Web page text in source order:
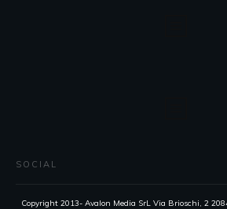
SOCIAL
Copyright 2013- Avalon Media SrL Via Brioschi, 2